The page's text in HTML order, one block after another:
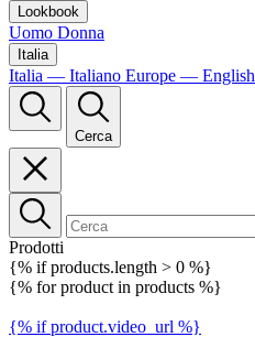
Lookbook
Uomo Donna
Italia
Italia — Italiano Europe — English
Cerca
Prodotti
{% if products.length > 0 %}
{% for product in products %}
{% if product.video_url %}